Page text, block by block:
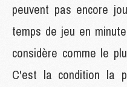
peuvent pas encore
temps de jeu en
considère comme le
C'est la condition la